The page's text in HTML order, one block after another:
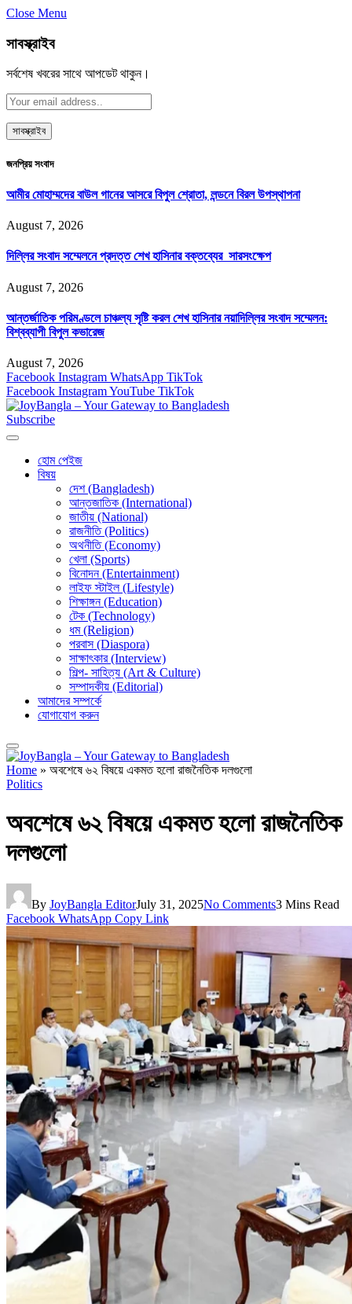
Close Menu
সাবস্ক্রাইব
সর্বশেষ খবরের সাথে আপডেট থাকুন।
জনপ্রিয় সংবাদ
আমীর মোহাম্মদের বাউল গানের আসরে বিপুল শ্রোতা, লন্ডনে বিরল উপস্থাপনা
August 7, 2026
দিল্লির সংবাদ সম্মেলনে প্রদত্ত শেখ হাসিনার বক্তব্যের সারসংক্ষেপ
August 7, 2026
আন্তর্জাতিক পরিমণ্ডলে চাঞ্চল্য সৃষ্টি করল শেখ হাসিনার নয়াদিল্লির সংবাদ সম্মেলন:
বিশ্বব্যাপী বিপুল কভারেজ
August 7, 2026
Facebook Instagram WhatsApp TikTok
Facebook InstagramYouTube TikTok
Subscribe
হোম পেইজ
বিষয়
দেশ (Bangladesh)
আন্তজাতিক (International)
জাতীয় (National)
রাজনীতি (Politics)
অথনীতি (Economy)
খেলা (Sports)
বিনোদন (Entertainment)
লাইফ স্টাইল (Lifestyle)
শিক্ষাঙ্গন (Education)
টেক (Technology)
ধম (Religion)
পরবাস (Diaspora)
সাক্ষাৎকার (Interview)
শিল্প- সাহিত্য (Art & Culture)
সম্পাদকীয় (Editorial)
আমাদের সম্পর্কে
যোগাযোগ করুন
Home » অবশেষে ৬২ বিষয়ে একমত হলো রাজনৈতিক দলগুলো
Politics
অবশেষে ৬২ বিষয়ে একমত হলো রাজনৈতিক
দলগুলো
By JoyBangla EditorJuly 31, 2025No Comments3 Mins Read
Facebook WhatsApp Copy Link